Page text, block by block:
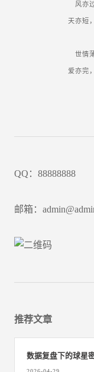
风亦
天亦短
世情
爱亦完
QQ：88888888
邮箱：
推荐文章
数据复盘下的球星